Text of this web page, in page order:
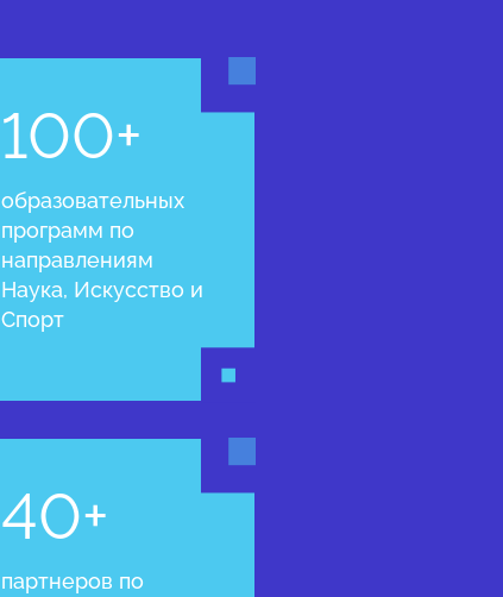
100+
образовательных
программ по
направлениям
Наука, Искусство и
Спорт
40+
партнеров по